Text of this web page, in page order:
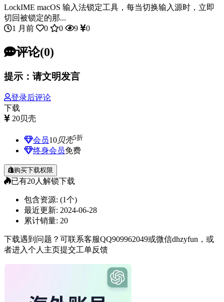
LockIME macOS 输入法锁定工具，每当切换输入源时，立即
切回被锁定的那...
1 月前
0 0 9 0
评论(0)
提示：请文明发言
登录后评论
下载
20贝壳
会员10贝壳5折
终身会员免费
购买下载权限
已有20人解锁下载
包含资源: (1个)
最近更新: 2024-06-28
累计销量: 20
下载遇到问题？可联系客服QQ909962049或微信dhzyfun，或
者进入个人主页提交工单反馈